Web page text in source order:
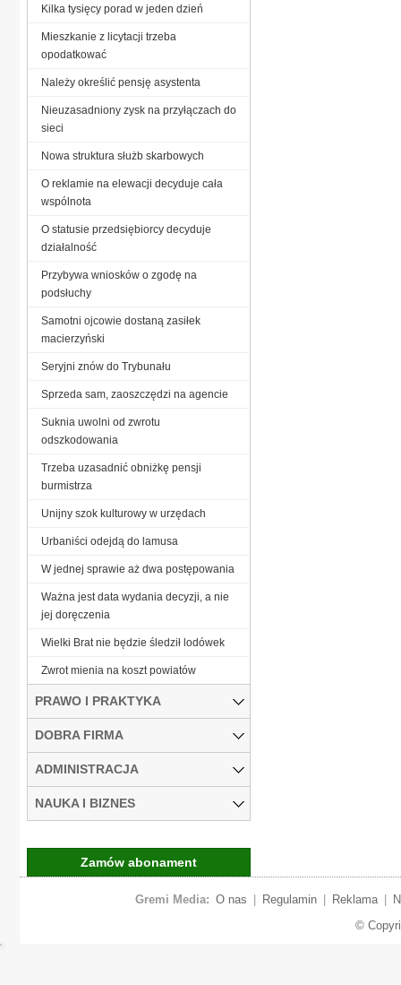
Kilka tysięcy porad w jeden dzień
Mieszkanie z licytacji trzeba
opodatkować
Należy określić pensję asystenta
Nieuzasadniony zysk na przyłączach do
sieci
Nowa struktura służb skarbowych
O reklamie na elewacji decyduje cała
wspólnota
O statusie przedsiębiorcy decyduje
działalność
Przybywa wniosków o zgodę na
podsłuchy
Samotni ojcowie dostaną zasiłek
macierzyński
Seryjni znów do Trybunału
Sprzeda sam, zaoszczędzi na agencie
Suknia uwolni od zwrotu
odszkodowania
Trzeba uzasadnić obniżkę pensji
burmistrza
Unijny szok kulturowy w urzędach
Urbaniści odejdą do lamusa
W jednej sprawie aż dwa postępowania
Ważna jest data wydania decyzji, a nie
jej doręczenia
Wielki Brat nie będzie śledził lodówek
Zwrot mienia na koszt powiatów
PRAWO I PRAKTYKA
DOBRA FIRMA
ADMINISTRACJA
NAUKA I BIZNES
Zamów abonament
Gremi Media: O nas Regulamin Reklama
©